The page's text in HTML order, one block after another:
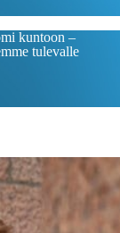
kuntoon –
tulevalle